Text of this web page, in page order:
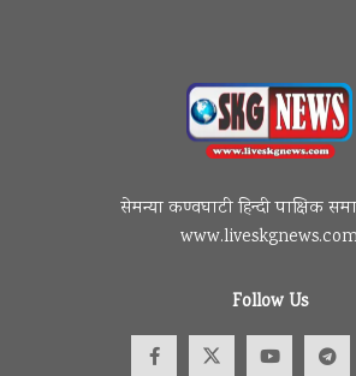
सेमन्या कण्वघाटी हिन्दी पाक्षिक
Follow Us